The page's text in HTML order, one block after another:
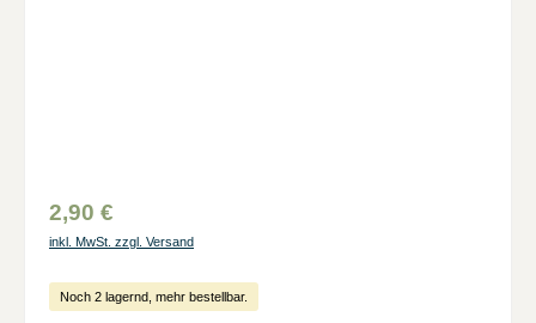
2,90 €
inkl. MwSt. zzgl. Versand
Noch 2 lagernd, mehr bestellbar.